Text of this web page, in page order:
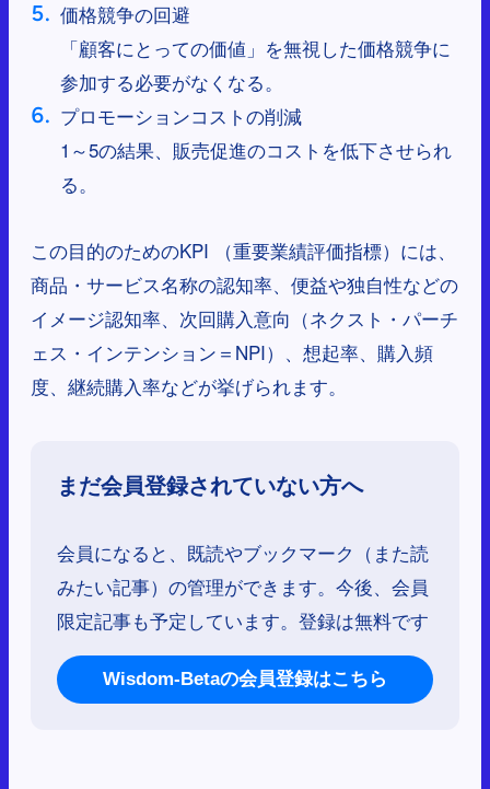
価格競争の回避
「顧客にとっての価値」を無視した価格競争に
参加する必要がなくなる。
プロモーションコストの削減
1～5の結果、販売促進のコストを低下させられ
る。
この目的のためのKPI （重要業績評価指標）には、
商品・サービス名称の認知率、便益や独自性などの
イメージ認知率、次回購入意向（ネクスト・パーチ
ェス・インテンション＝NPI）、想起率、購入頻
度、継続購入率などが挙げられます。
まだ会員登録されていない方へ
会員になると、既読やブックマーク（また読
みたい記事）の管理ができます。今後、会員
限定記事も予定しています。登録は無料です
Wisdom-Betaの会員登録はこちら